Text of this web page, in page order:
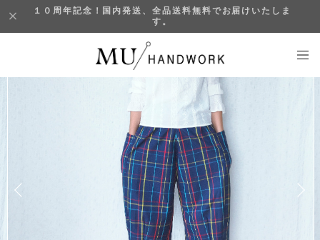
１０周年記念！国内発送、全品送料無料でお届けいたしま
す。